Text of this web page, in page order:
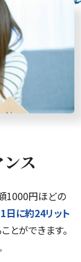
ス
1000円ほどの
日に約24リット
とができます。